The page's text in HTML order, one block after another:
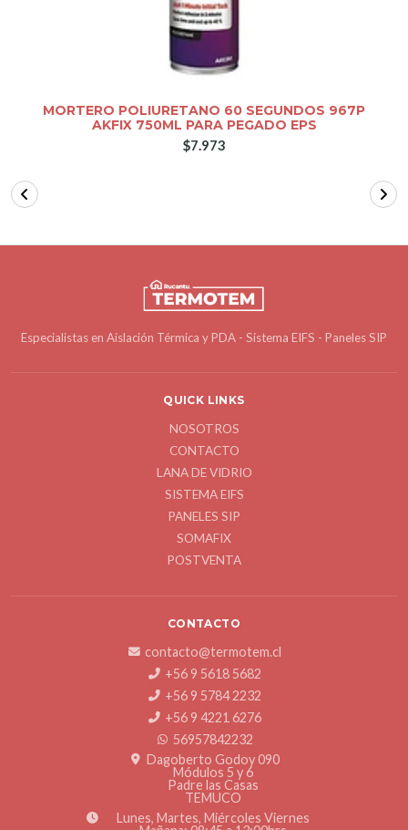
MORTERO POLIURETANO 60 SEGUNDOS 967P
AKFIX 750ML PARA PEGADO EPS
$7.973
Especialistas en Aislación Térmica y PDA - Sistema EIFS - Paneles SIP
QUICK LINKS
NOSOTROS
CONTACTO
LANA DE VIDRIO
SISTEMA EIFS
PANELES SIP
SOMAFIX
POSTVENTA
CONTACTO
contacto@termotem.cl
+56 9 5618 5682
+56 9 5784 2232
+56 9 4221 6276
56957842232
Dagoberto Godoy 090
Módulos 5 y 6
Padre las Casas
TEMUCO
Lunes, Martes, Miércoles Viernes